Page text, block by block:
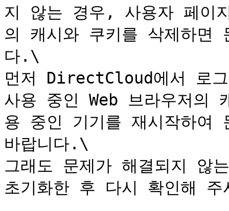
지 않는 경우, 사용자 페이
의 캐시와 쿠키를 삭제하면
다.\
먼저 DirectCloud에서 로
사용 중인 Web 브라우저의
용 중인 기기를 재시작하여
바랍니다.\
그래도 문제가 해결되지 않
초기화한 후 다시 확인해 주